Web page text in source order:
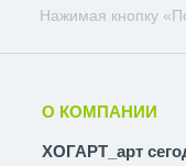
Нажимая кнопку
О КОМПАНИИ
ХОГАРТ_арт